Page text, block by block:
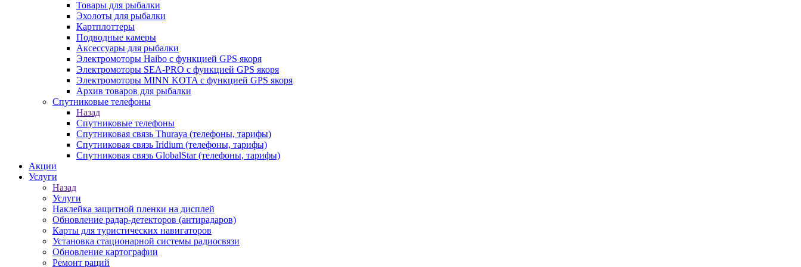
Товары для рыбалки
Эхолоты для рыбалки
Картплоттеры
Подводные камеры
Аксессуары для рыбалки
Электромоторы Haibo с функцией GPS якоря
Электромоторы SEA-PRO с функцией GPS якоря
Электромоторы MINN KOTA с функцией GPS якоря
Архив товаров для рыбалки
Спутниковые телефоны
Назад
Спутниковые телефоны
Спутниковая связь Thuraya (телефоны, тарифы)
Спутниковая связь Iridium (телефоны, тарифы)
Спутниковая связь GlobalStar (телефоны, тарифы)
Акции
Услуги
Назад
Услуги
Наклейка защитной пленки на дисплей
Обновление радар-детекторов (антирадаров)
Карты для туристических навигаторов
Установка стационарной системы радиосвязи
Обновление картографии
Ремонт раций